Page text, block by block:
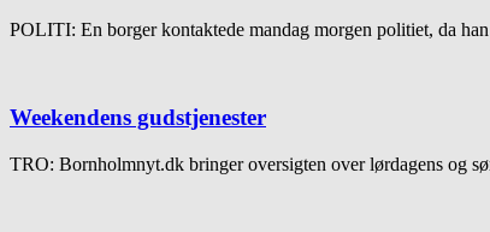
POLITI: En borger kontaktede mandag morgen politiet, da
Weekendens gudstjenester
TRO: Bornholmnyt.dk bringer oversigten over lørdagens og